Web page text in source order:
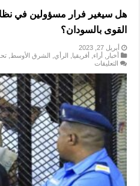
هل سيغير فرار مسؤولين في
القوى بالسودان؟
أبريل 27, 2023
أخبار
أراء أفريقيا الرأي الشرق الأوسط
التعليقاتعلى
سيغير
فرار
مسؤولين
في
نظام
البشير
من
السجن
ميزان
القوى
بالسودان؟
مغلقة